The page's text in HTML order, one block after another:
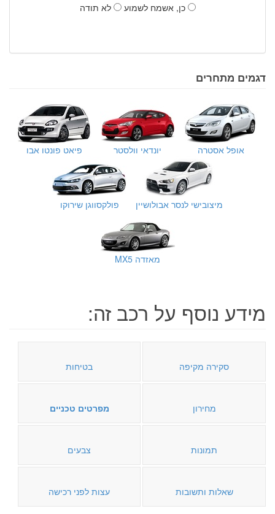
כן, אשמח לשמוע
לא תודה
דגמים מתחרים
אופל אסטרה יונדאי וולסטר פיאט פונטו אבו
מיצובישי לנסר אבולושיין פולקסווגן שירוקו
מאזדה MX5
מידע נוסף על רכב זה:
סקירה מקיפה בטיחות
מחירון מפרטים טכניים
תמונות צבעים
שאלות ותשובות עצות לפני רכישה